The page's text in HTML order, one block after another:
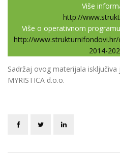
Više
http://
Više o operativnom
http://
2014-
Sadržaj ovog materijala
MYRISTICA d.o.o.